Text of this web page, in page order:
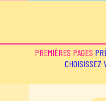
PREMIÈRES PAGES
CHOISISSEZ